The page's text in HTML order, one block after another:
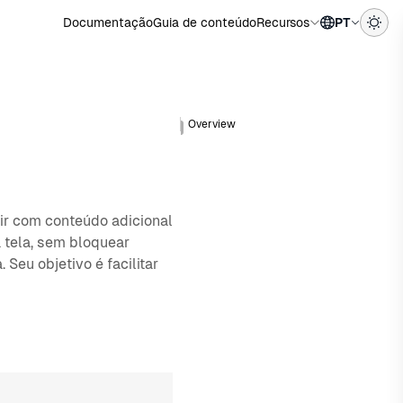
DocumentaçãoGuia de conteúdoRecursos PT
com conteúdo adicional
tela, sem bloquear
Seu objetivo é facilitar
Overview